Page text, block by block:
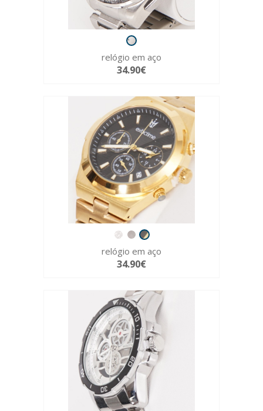
relógio em aço
34.90€
relógio em aço
34.90€